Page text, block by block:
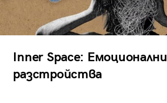
Inner Space: Емоционални
разстройства